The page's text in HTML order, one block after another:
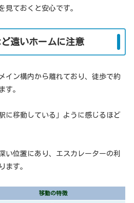
見ておくと安心です。
遠いホームに注意
イン構内から離れており、徒歩で約
す。
に移動している」ように感じるほど
い位置にあり、エスカレーターの利
ます。
移動の特徴